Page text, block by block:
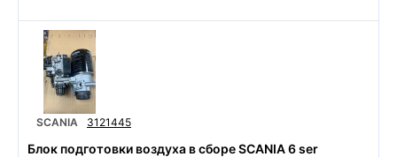
SCANIA 3121445
Блок подготовки воздуха в сборе SCANIA 6 ser